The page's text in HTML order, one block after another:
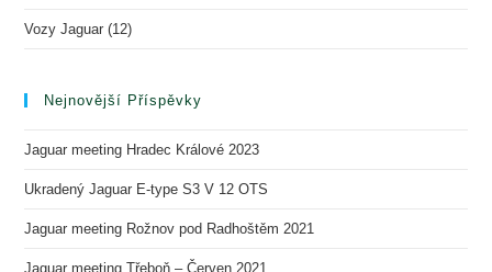
Vozy Jaguar (12)
Nejnovější Příspěvky
Jaguar meeting Hradec Králové 2023
Ukradený Jaguar E-type S3 V 12 OTS
Jaguar meeting Rožnov pod Radhoštěm 2021
Jaguar meeting Třeboň – Červen 2021